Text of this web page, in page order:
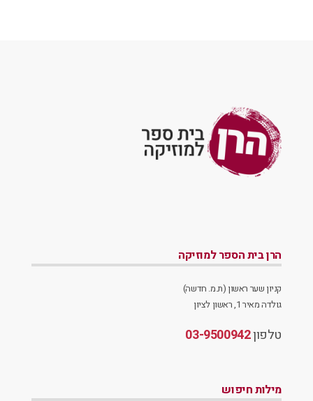
הרן בית הספר למוזיקה
קניון שער ראשון (ת.מ. חדשה)
גולדה מאיר 1, ראשון לציון
טלפון03-9500942
מילות חיפוש